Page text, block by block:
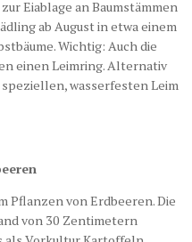
Eiablage an Baumstämmen
ab August in etwa einem
Wichtig: Auch die
einen Leimring. Alternativ
wasserfesten Leim
Pflanzen von Erdbeeren. Die
von 30 Zentimetern